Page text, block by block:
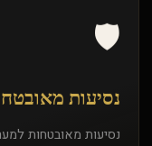
🛡️
נסיעות
נסיעות מאובטחות